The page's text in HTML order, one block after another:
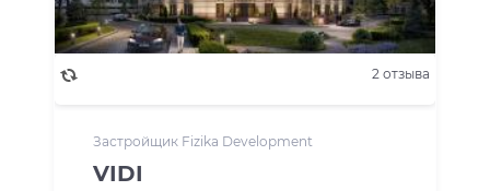
2 отзыва
Застройщик Fizika Development
VIDI